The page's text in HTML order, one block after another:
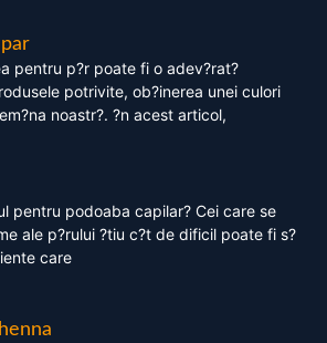
pentru p?r poate fi o adev?rat?
potrivite, ob?inerea unei culori
noastr?. ?n acest articol,
pentru podoaba capilar? Cei care se
ale p?rului ?tiu c?t de dificil poate fi s?
care